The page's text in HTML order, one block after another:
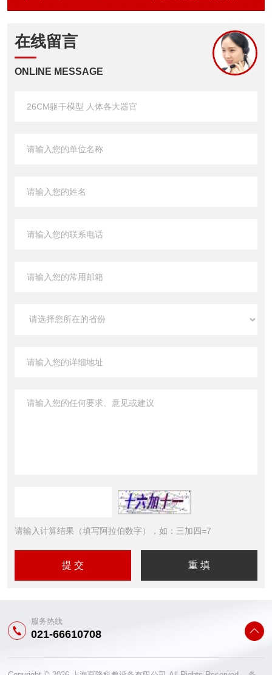
在线留言
ONLINE MESSAGE
请输入计算结果（填写阿拉伯数字），如：三加四=7
服务热线
021-66610708